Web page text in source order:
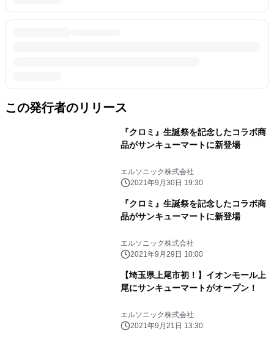
この発行者のリリース
『クロミ』生誕祭を記念したコラボ商
品がサンキューマートに新登場
エルソニック株式会社
2021年9月30日 19:30
『クロミ』生誕祭を記念したコラボ商
品がサンキューマートに新登場
エルソニック株式会社
2021年9月29日 10:00
【埼玉県上尾市初！】イオンモール上
尾にサンキューマートがオープン！
エルソニック株式会社
2021年9月21日 13:30